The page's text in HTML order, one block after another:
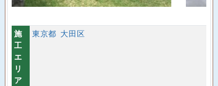
施
工
エ
リ
ア
東京都 大田区